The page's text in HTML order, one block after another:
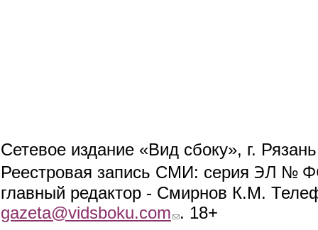
Сетевое издание «Вид сбоку», г.
Реестровая запись СМИ: серия ЭЛ №
главный редактор - Смирнов К.М.
gazeta@vidsboku.com (link sends e-mail)
. 18+